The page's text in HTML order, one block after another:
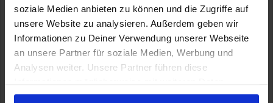
soziale Medien anbieten zu können und die Zugriffe auf
unsere Website zu analysieren. Außerdem geben wir
Informationen zu Deiner Verwendung unserer Webseite
an unsere Partner für soziale Medien, Werbung und
Analysen weiter. Unsere Partner führen diese
zusammen, die Du ihnen bereitgestellt hast oder die sie
ca. 5,8 km
4,39 €
Saturn
Frankfurter Straße 17,63065 Offenbach
am Main
Laden Online-Shop